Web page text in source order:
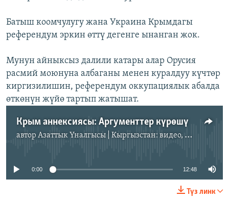
Батыш коомчулугу жана Украина Крымдагы
референдум эркин өттү дегенге ынанган жок.
Мунун айныксыз далили катары алар Орусия
расмий моюнуна албаганы менен куралдуу күчтөр
киргизилишин, референдум оккупациялык абалда
өткөнүн жүйө тартып жатышат.
Крым аннексиясы: Аргументтер күрөшү
автор Азаттык Үналгысы | Кыргызстан: видео, фото, кабарлар
No media source currently available
0:00 12:48
Түз линк